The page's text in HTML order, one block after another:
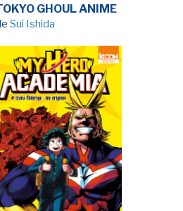
EMAGINAIRE
personnelles - Plan du site
GHOUL ANIME
Sui Ishida